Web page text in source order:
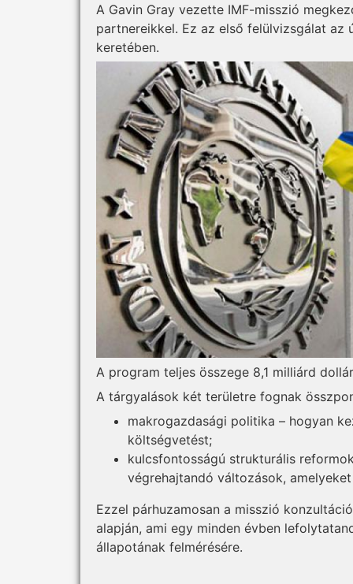
A Gavin Gray vezette IMF-misszió
partnereikkel. Ez az első felülvizsgálat az
keretében.
A program teljes összege 8,1 milliárd
A tárgyalások két területre fognak
makrogazdasági politika – hogyan
költségvetést;
kulcsfontosságú strukturális
végrehajtandó változások,
Ezzel párhuzamosan a misszió
alapján, ami egy minden évben
állapotának felmérésére.